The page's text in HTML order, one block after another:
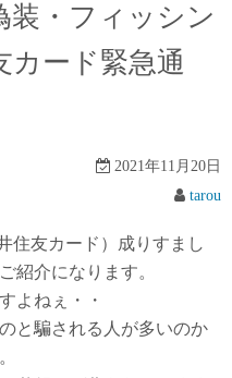
装・フィッシン
カード緊急通
2021年11月20日
tarou
住友カード）成りすまし
紹介になります。
よねぇ・・
と騙される人が多いのか